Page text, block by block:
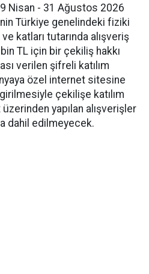
Nisan - 31 Ağustos 2026
Türkiye genelindeki fiziki
katları tutarında alışveriş
TL için bir çekiliş hakkı
verilen şifreli katılım
özel internet sitesine
çekilişe katılım
yapılan alışverişler
dahil edilmeyecek.